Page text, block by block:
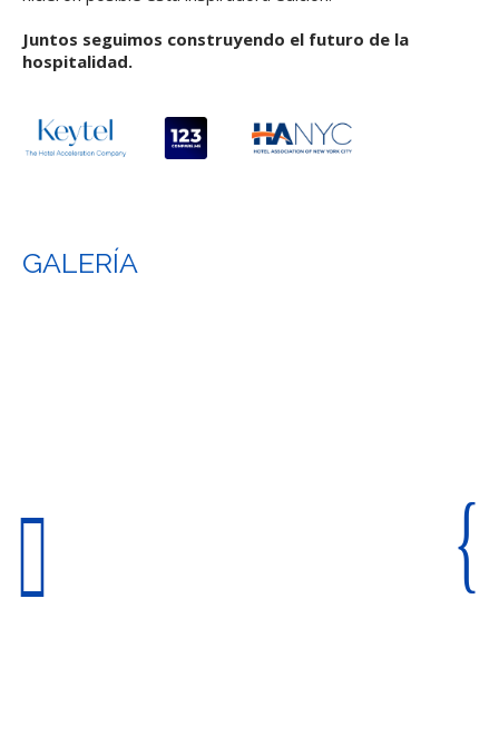
Juntos seguimos construyendo el futuro de la
hospitalidad.
GALERÍA